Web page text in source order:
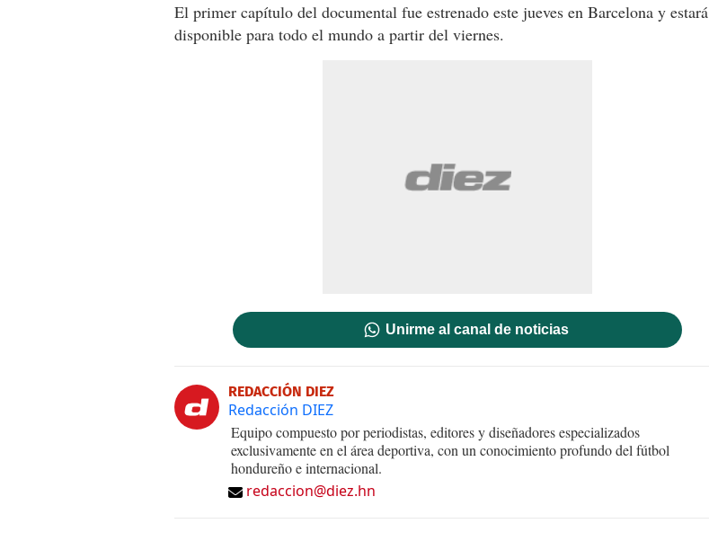
El primer capítulo del documental fue estrenado este jueves en Barcelona y estará
disponible para todo el mundo a partir del viernes.
Unirme al canal de noticias
REDACCIÓN DIEZ
Redacción DIEZ
Equipo compuesto por periodistas, editores y diseñadores especializados
exclusivamente en el área deportiva, con un conocimiento profundo del fútbol
hondureño e internacional.
redaccion@diez.hn